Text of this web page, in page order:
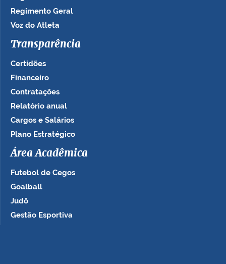
Regimento Geral
Voz do Atleta
Transparência
Certidões
Financeiro
Contratações
Relatório anual
Cargos e Salários
Plano Estratégico
Área Acadêmica
Futebol de Cegos
Goalball
Judô
Gestão Esportiva